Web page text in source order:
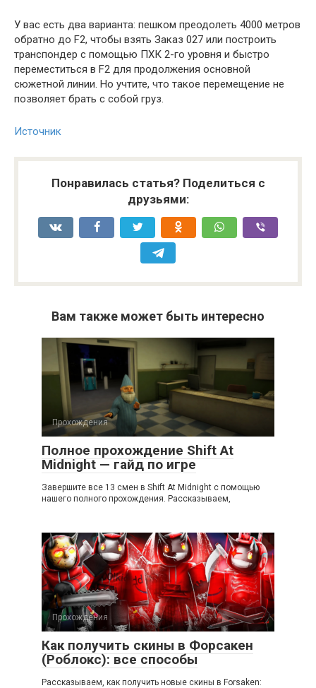
У вас есть два варианта: пешком преодолеть 4000 метров
обратно до F2, чтобы взять Заказ 027 или построить
транспондер с помощью ПХК 2-го уровня и быстро
переместиться в F2 для продолжения основной
сюжетной линии. Но учтите, что такое перемещение не
позволяет брать с собой груз.
Источник
Понравилась статья? Поделиться с
друзьями:
Вам также может быть интересно
Прохождения
Полное прохождение Shift At
Midnight — гайд по игре
Завершите все 13 смен в Shift At Midnight с помощью
нашего полного прохождения. Рассказываем,
Прохождения
Как получить скины в Форсакен
(Роблокс): все способы
Рассказываем, как получить новые скины в Forsaken: